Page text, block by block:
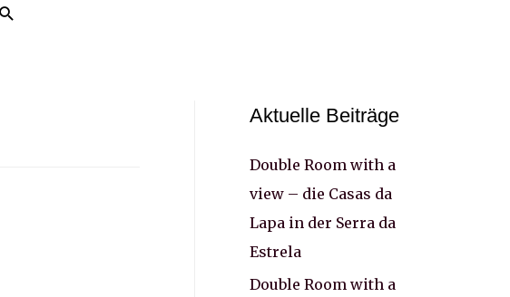
Suche
Aktuelle Beiträge
Double Room with a
view – die Casas da
Lapa in der Serra da
Estrela
Double Room with a